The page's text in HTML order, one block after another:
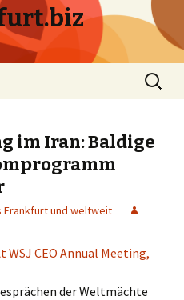
Search
for:
im Iran: Baldige
Frankfurt und weltweit
der Weltmächte